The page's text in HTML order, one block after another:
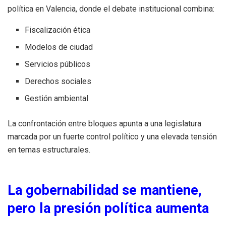
política en Valencia, donde el debate institucional combina:
Fiscalización ética
Modelos de ciudad
Servicios públicos
Derechos sociales
Gestión ambiental
La confrontación entre bloques apunta a una legislatura
marcada por un fuerte control político y una elevada tensión
en temas estructurales.
La gobernabilidad se mantiene,
pero la presión política aumenta